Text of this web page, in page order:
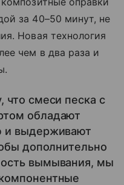
за 40–50 минут, не
Новая технология
чем в два раза и
смеси песка с
обладают
и выдерживают
дополнительно
вымывания, мы